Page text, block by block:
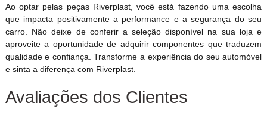
Ao optar pelas peças Riverplast, você está fazendo uma escolha
que impacta positivamente a performance e a segurança do seu
carro. Não deixe de conferir a seleção disponível na sua loja e
aproveite a oportunidade de adquirir componentes que traduzem
qualidade e confiança. Transforme a experiência do seu automóvel
e sinta a diferença com Riverplast.
Avaliações dos Clientes